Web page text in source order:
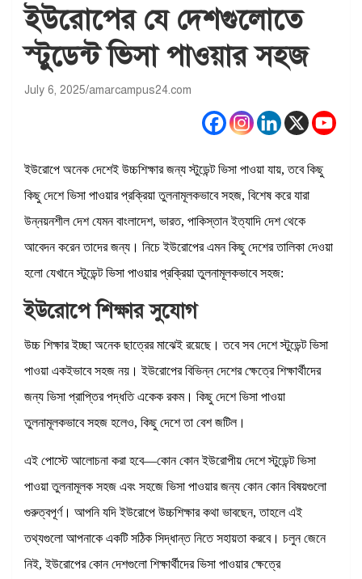
ইউরোপের যে দেশগুলোতে
স্টুডেন্ট ভিসা পাওয়ার সহজ
July 6, 2025 amarcampus24.com
ইউরোপে অনেক দেশেই উচ্চশিক্ষার জন্য স্টুডেন্ট ভিসা পাওয়া যায়, তবে কিছু
কিছু দেশে ভিসা পাওয়ার প্রক্রিয়া তুলনামূলকভাবে সহজ, বিশেষ করে যারা
উন্নয়নশীল দেশ যেমন বাংলাদেশ, ভারত, পাকিস্তান ইত্যাদি দেশ থেকে
আবেদন করেন তাদের জন্য। নিচে ইউরোপের এমন কিছু দেশের তালিকা দেওয়া
হলো যেখানে স্টুডেন্ট ভিসা পাওয়ার প্রক্রিয়া তুলনামূলকভাবে সহজ:
ইউরোপে শিক্ষার সুযোগ
উচ্চ শিক্ষার ইচ্ছা অনেক ছাত্রের মাঝেই রয়েছে। তবে সব দেশে স্টুডেন্ট ভিসা
পাওয়া একইভাবে সহজ নয়। ইউরোপের বিভিন্ন দেশের ক্ষেত্রে শিক্ষার্থীদের
জন্য ভিসা প্রাপ্তির পদ্ধতি একেক রকম। কিছু দেশে ভিসা পাওয়া
তুলনামূলকভাবে সহজ হলেও, কিছু দেশে তা বেশ জটিল।
এই পোস্টে আলোচনা করা হবে—কোন কোন ইউরোপীয় দেশে স্টুডেন্ট ভিসা
পাওয়া তুলনামূলক সহজ এবং সহজে ভিসা পাওয়ার জন্য কোন কোন বিষয়গুলো
গুরুত্বপূর্ণ। আপনি যদি ইউরোপে উচ্চশিক্ষার কথা ভাবছেন, তাহলে এই
তথ্যগুলো আপনাকে একটি সঠিক সিদ্ধান্ত নিতে সহায়তা করবে। চলুন জেনে
নিই, ইউরোপের কোন দেশগুলো শিক্ষার্থীদের ভিসা পাওয়ার ক্ষেত্রে